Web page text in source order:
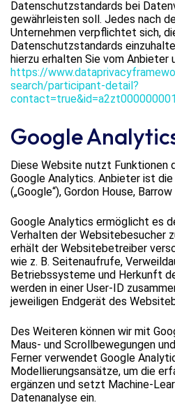
Datenschutzstandards bei
gewährleisten soll. Jedes nach
Unternehmen verpflichtet sich,
Datenschutzstandards
hierzu erhalten Sie vom Anbieter
https://
search/participant-detail?
Google
Diese Website nutzt Funktionen
Google Analytics. Anbieter ist
(„Google“), Gordon House,
Google Analytics ermöglicht es
Verhalten der Websitebesucher
erhält der Websitebetreiber
wie z. B. Seitenaufrufe,
Betriebssysteme und Herkunft
werden in einer User-ID
jeweiligen Endgerät des
Des Weiteren können wir mit
Maus- und Scrollbewegungen
Ferner verwendet Google
Modellierungsansätze, um die
ergänzen und setzt Machine-
Datenanalyse ein.